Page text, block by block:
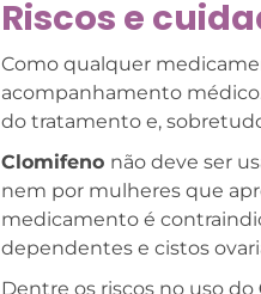
Riscos e
Como qualquer
acompanhamento
do tratamento e,
Clomifeno não deve ser
nem por mulheres que
medicamento é
dependentes e cistos
Dentre os riscos no uso do